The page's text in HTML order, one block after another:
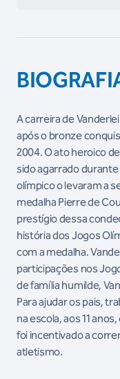
A carreira de
após o bronze
2004. O ato heroico
sido agarrado
olímpico o levaram a
medalha Pierre de
prestígio dessa
história dos Jogos
com a medalha.
participações nos
de família humilde,
Para ajudar os pais,
na escola, aos 11
foi incentivado a
atletismo.